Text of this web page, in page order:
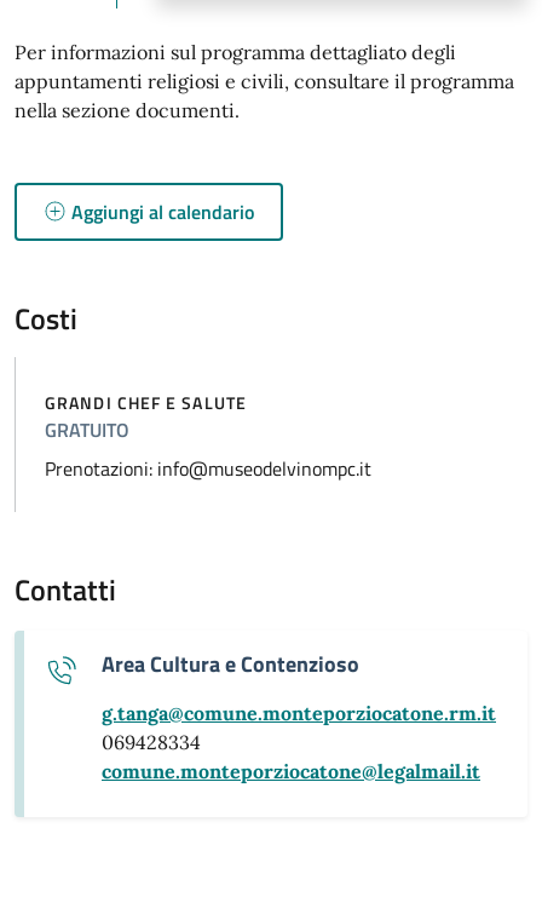
Per informazioni sul programma dettagliato degli
appuntamenti religiosi e civili, consultare il programma
nella sezione documenti.
Aggiungi al calendario
Costi
GRANDI CHEF E SALUTE
GRATUITO
Prenotazioni: info@museodelvinompc.it
Contatti
Area Cultura e Contenzioso
g.tanga@comune.monteporziocatone.rm.it
069428334
comune.monteporziocatone@legalmail.it